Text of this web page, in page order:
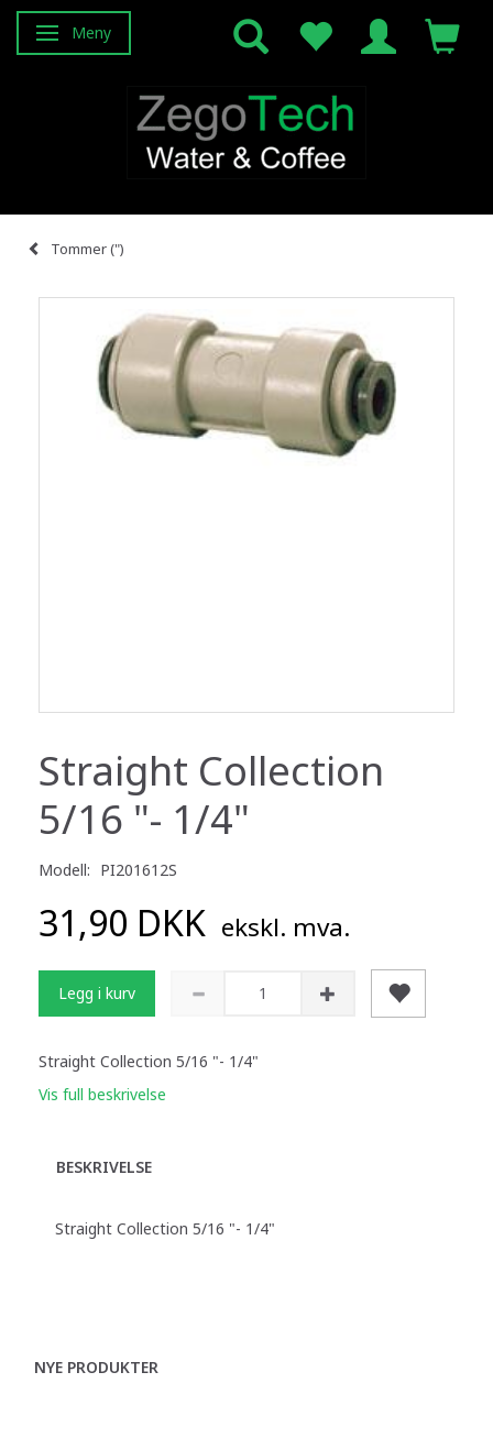
Veksle navigasjon
Meny
Tommer (")
Straight Collection
5/16 "- 1/4"
Modell: PI201612S
31,90 DKK ekskl. mva.
Legg i kurv
Straight Collection 5/16 "- 1/4"
Vis full beskrivelse
BESKRIVELSE
Straight Collection 5/16 "- 1/4"
NYE PRODUKTER